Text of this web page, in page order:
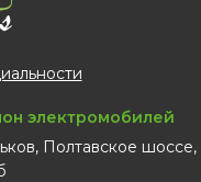
электромобилей
Полтавское шоссе,